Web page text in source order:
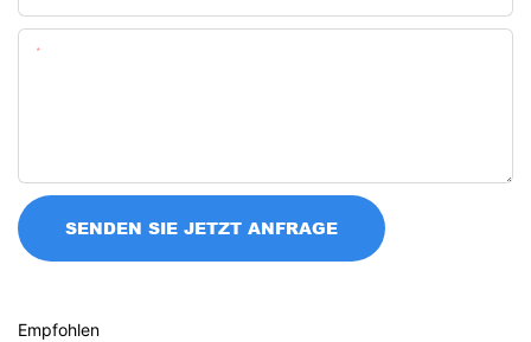
SENDEN SIE JETZT ANFRAGE
Empfohlen